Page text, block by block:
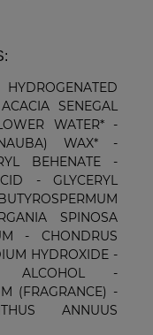
SENEGAL
WATER* -
WAX* -
BEHENATE -
- GLYCERYL
SPINOSA
- CHONDRUS
HYDROXIDE -
ALCOHOL -
(FRAGRANCE) -
ANNUUS